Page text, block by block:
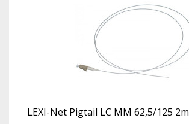
LEXI-Net Pigtail LC MM 62,5/125 2m